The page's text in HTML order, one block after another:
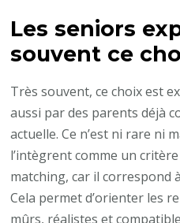
Les seniors
souvent ce
Très souvent, ce choix est
aussi par des parents déjà
actuelle. Ce n’est ni rare ni
l’intègrent comme un
matching, car il correspond
Cela permet d’orienter les
mûrs, réalistes et